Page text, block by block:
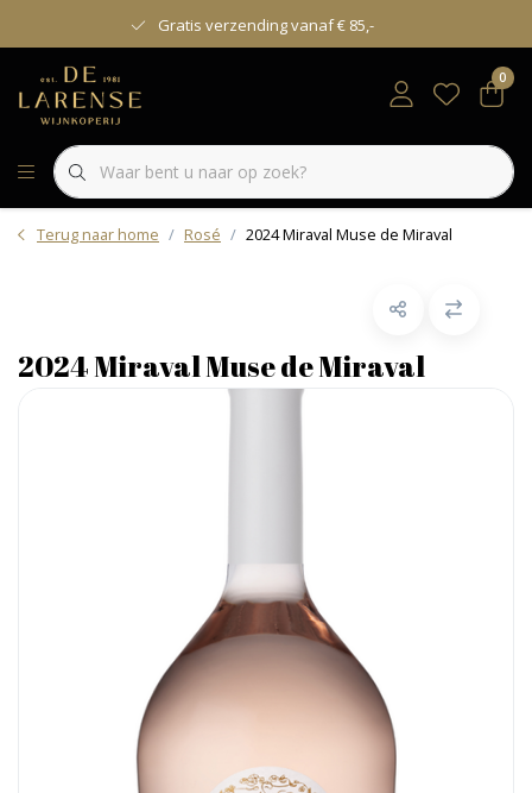
Gratis verzending vanaf € 85,-
0
Terug naar home Rosé 2024 Miraval Muse de Miraval
2024 Miraval Muse de Miraval